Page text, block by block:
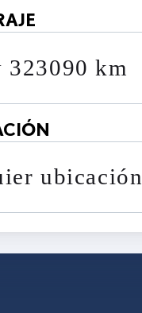
323090 km
ubicación